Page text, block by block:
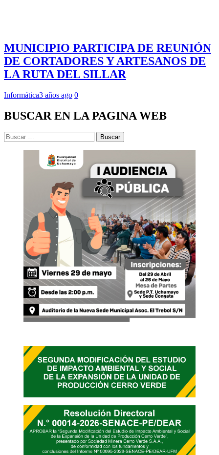
MUNICIPIO PARTICIPA DE REUNIÓN
DE CORTADORES Y ARTESANOS DE
LA RUTA DEL SILLAR
Informática3 años ago 0
BUSCAR EN LA PAGINA WEB
Buscar: